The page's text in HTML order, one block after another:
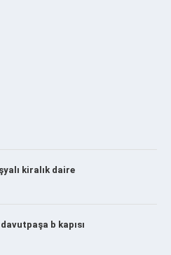
kiralık daire
b kapısı